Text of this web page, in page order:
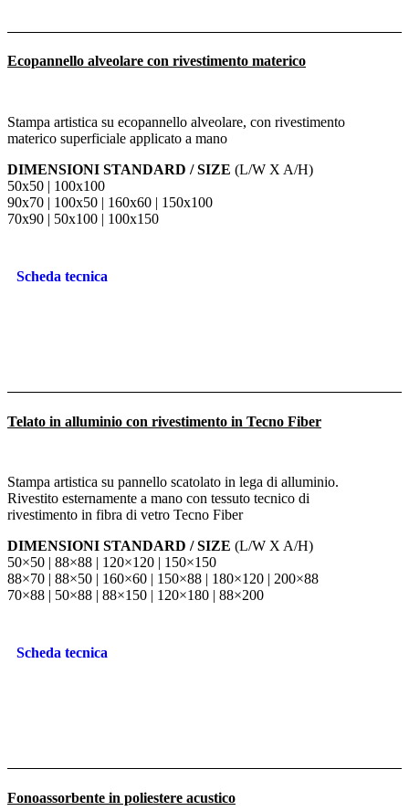
Ecopannello alveolare con rivestimento materico
Stampa artistica su ecopannello alveolare, con rivestimento
materico superficiale applicato a mano
DIMENSIONI STANDARD / SIZE (L/W X A/H)
50x50 | 100x100
90x70 | 100x50 | 160x60 | 150x100
70x90 | 50x100 | 100x150
Scheda tecnica
Telato in alluminio con rivestimento in Tecno Fiber
Stampa artistica su pannello scatolato in lega di alluminio.
Rivestito esternamente a mano con tessuto tecnico di
rivestimento in fibra di vetro Tecno Fiber
DIMENSIONI STANDARD / SIZE (L/W X A/H)
50×50 | 88×88 | 120×120 | 150×150
88×70 | 88×50 | 160×60 | 150×88 | 180×120 | 200×88
70×88 | 50×88 | 88×150 | 120×180 | 88×200
Scheda tecnica
Fonoassorbente in poliestere acustico